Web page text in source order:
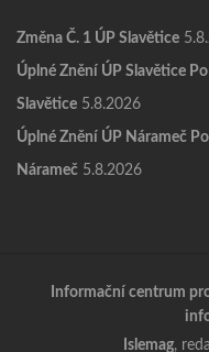
Změna Č. 1 ÚP Slavětice
Úplné Znění ÚP Slavětice Po
Slavětice 5.8.2026
Úplné Znění ÚP Nárameč
Nárameč 5.8.2026
Informační centrum
Islemag,